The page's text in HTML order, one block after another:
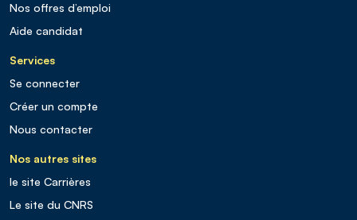
Nos offres d’emploi
Aide candidat
Services
Se connecter
Créer un compte
Nous contacter
Nos autres sites
le site Carrières
Le site du CNRS